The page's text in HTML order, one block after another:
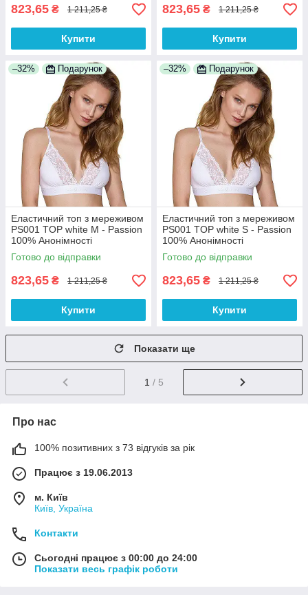
823,65 ₴ 1 211,25 ₴
Купити
823,65 ₴ 1 211,25 ₴
Купити
–32% Подарунок
Еластичний топ з мереживом
PS001 TOP white M - Passion
100% Анонімності
Готово до відправки
823,65 ₴ 1 211,25 ₴
Купити
–32% Подарунок
Еластичний топ з мереживом
PS001 TOP white S - Passion
100% Анонімності
Готово до відправки
823,65 ₴ 1 211,25 ₴
Купити
Показати ще
1 / 5
Про нас
100% позитивних з 73 відгуків за рік
Працює з 19.06.2013
м. Київ
Київ, Україна
Контакти
Сьогодні працює з 00:00 до 24:00
Показати весь графік роботи